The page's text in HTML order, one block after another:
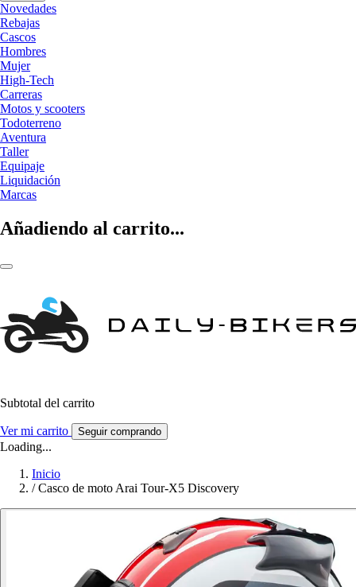
Novedades
Rebajas
Cascos
Hombres
Mujer
High-Tech
Carreras
Motos y scooters
Todoterreno
Aventura
Taller
Equipaje
Liquidación
Marcas
Añadiendo al carrito...
Subtotal del carrito
Ver mi carrito Seguir comprando
Loading...
Inicio
/ Casco de moto Arai Tour-X5 Discovery